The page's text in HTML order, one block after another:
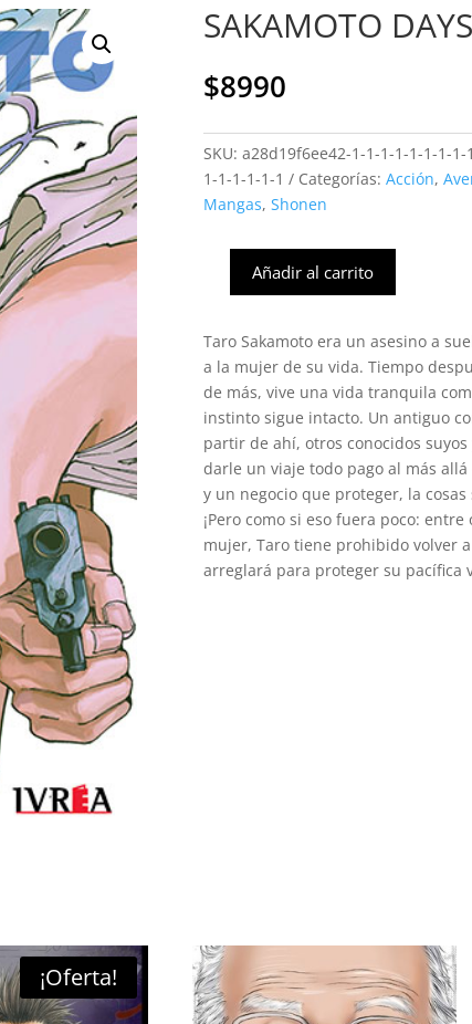
SAKAMOTO
$8990
SKU: a28d19f6ee42-1-1-1-1-1-1-1-
1-1-1-1-1-1
Categorías: Acción,
Mangas, Shonen
SAKAMOTO
#13
(Ivrea
Arg)
cantidad
Añadir al carrito
Taro Sakamoto era un asesino a
a la mujer de su vida. Tiempo
de más, vive una vida tranquila
instinto sigue intacto. Un antiguo
partir de ahí, otros conocidos
darle un viaje todo pago al más
y un negocio que proteger, la
¡Pero como si eso fuera poco:
mujer, Taro tiene prohibido volver
arreglará para proteger su pacífica
¡Oferta!